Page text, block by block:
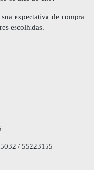
expectativa de compra
escolhidas.
/ 55223155